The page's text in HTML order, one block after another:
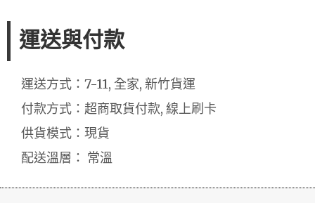
運送與付款
運送方式：7-11, 全家, 新竹貨運
付款方式：超商取貨付款, 線上刷卡
供貨模式：現貨
配送溫層： 常溫